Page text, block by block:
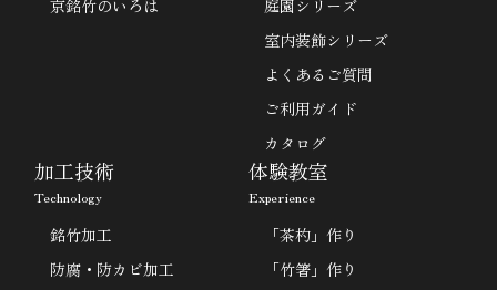
京銘竹のいろは
庭園シリーズ
室内装飾シリーズ
よくあるご質問
ご利用ガイド
カタログ
加工技術
Technology
銘竹加工
防腐・防カビ加工
体験教室
Experience
「茶杓」作り
「竹箸」作り